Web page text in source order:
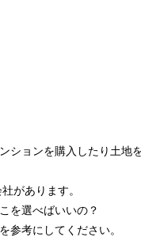
ションを購入したり土地
があります。
を選べばいいの？
参考にしてください。